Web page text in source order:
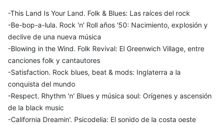
-This Land Is Your Land. Folk & Blues: Las raíces del rock
-Be-bop-a-lula. Rock 'n' Roll años '50: Nacimiento, explosión y
declive de una nueva música
-Blowing in the Wind. Folk Revival: El Greenwich Village, entre
canciones folk y cantautores
-Satisfaction. Rock blues, beat & mods: Inglaterra a la
conquista del mundo
-Respect. Rhythm 'n' Blues y música soul: Orígenes y ascensión
de la black music
-California Dreamin'. Psicodelia: El sonido de la costa oeste